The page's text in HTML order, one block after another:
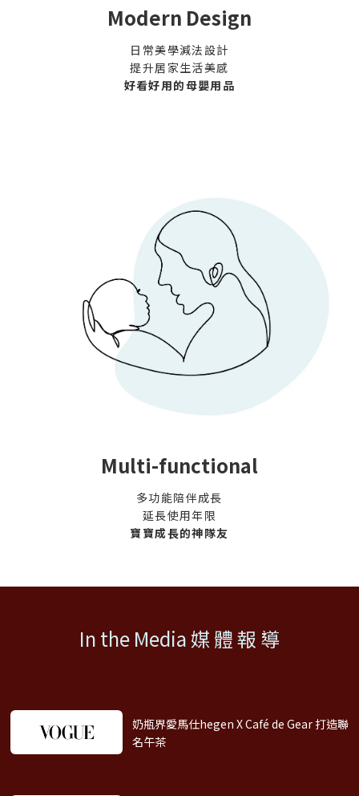
Modern Design
日常美學減法設計
提升居家生活美感
好看好用的母嬰用品
Multi-functional
多功能陪伴成長
延長使用年限
寶寶成長的神隊友
In the Media 媒 體 報 導
奶瓶界愛馬仕hegen X Café de Gear打造聯
名午茶